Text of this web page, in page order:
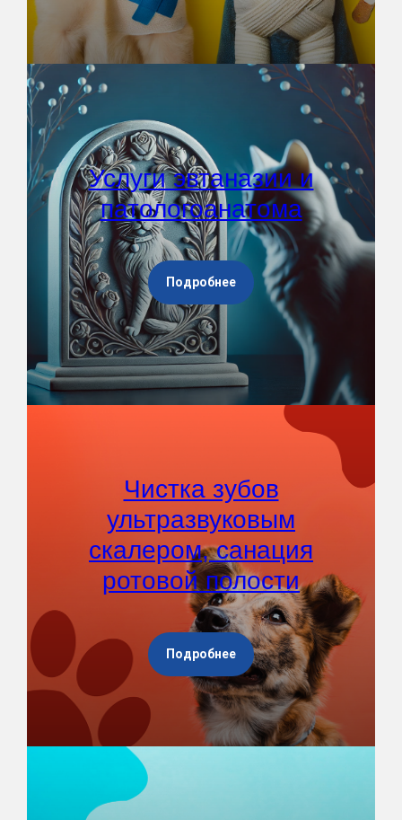
Услуги эвтаназии и
патологоанатома
Подробнее
Чистка зубов
ультразвуковым
скалером, санация
ротовой полости
Подробнее